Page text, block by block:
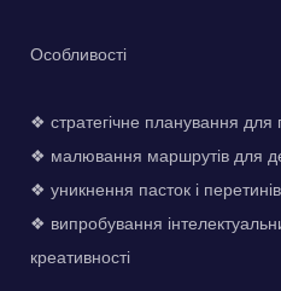
Особливості
❖ стратегічне планування для
❖ малювання маршрутів для
❖ уникнення пасток і
❖ випробування
креативності